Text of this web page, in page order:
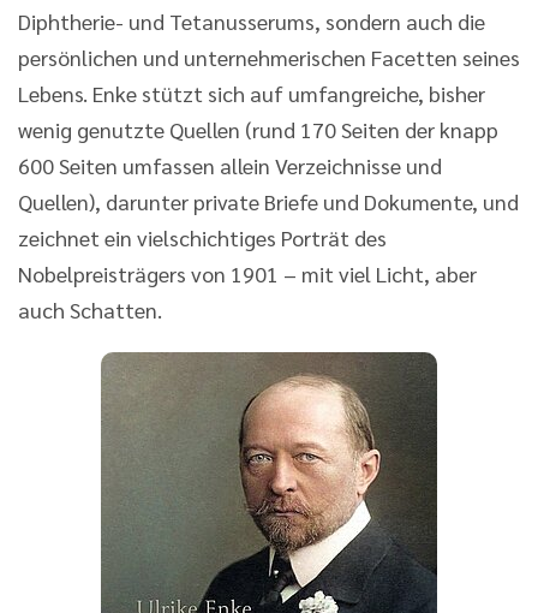
Diphtherie- und Tetanusserums, sondern auch die
persönlichen und unternehmerischen Facetten seines
Lebens. Enke stützt sich auf umfangreiche, bisher
wenig genutzte Quellen (rund 170 Seiten der knapp
600 Seiten umfassen allein Verzeichnisse und
Quellen), darunter private Briefe und Dokumente, und
zeichnet ein vielschichtiges Porträt des
Nobelpreisträgers von 1901 – mit viel Licht, aber
auch Schatten.